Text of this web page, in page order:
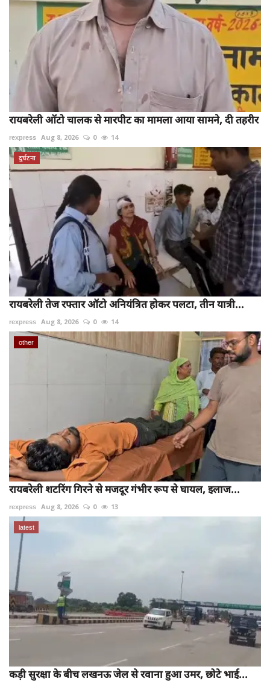
रायबरेली ऑटो चालक से मारपीट का मामला आया सामने, दी तहरीर
rexpress Aug 8, 2026 0 14
दुर्घटना
रायबरेली तेज रफ्तार ऑटो अनियंत्रित होकर पलटा, तीन यात्री...
rexpress Aug 8, 2026 0 14
other
रायबरेली शटरिंग गिरने से मजदूर गंभीर रूप से घायल, इलाज...
rexpress Aug 8, 2026 0 13
latest
कड़ी सुरक्षा के बीच लखनऊ जेल से रवाना हुआ उमर, छोटे भाई...